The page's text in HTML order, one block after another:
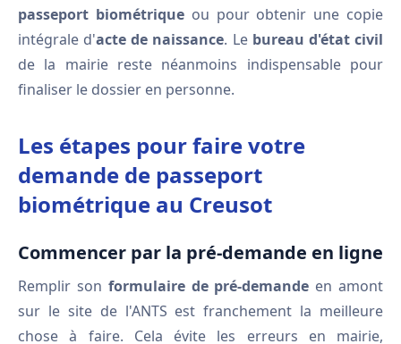
passeport biométriqueou pour obtenir une copie
intégrale d'acte de naissance. Le bureau d'état civil
de la mairie reste néanmoins indispensable pour
finaliser le dossier en personne.
Les étapes pour faire votre
demande de passeport
biométrique au Creusot
Commencer par la pré-demande en ligne
Remplir son formulaire de pré-demande en amont
sur le site de l'ANTS est franchement la meilleure
chose à faire. Cela évite les erreurs en mairie,